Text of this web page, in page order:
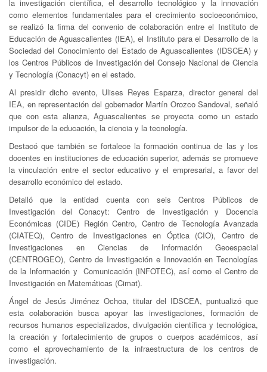
la investigación científica, el desarrollo tecnológico y la innovación
como elementos fundamentales para el crecimiento socioeconómico,
se realizó la firma del convenio de colaboración entre el Instituto de
Educación de Aguascalientes (IEA), el Instituto para el Desarrollo de la
Sociedad del Conocimiento del Estado de Aguascalientes (IDSCEA) y
los Centros Públicos de Investigación del Consejo Nacional de Ciencia
y Tecnología (Conacyt) en el estado.
Al presidir dicho evento, Ulises Reyes Esparza, director general del
IEA, en representación del gobernador Martín Orozco Sandoval, señaló
que con esta alianza, Aguascalientes se proyecta como un estado
impulsor de la educación, la ciencia y la tecnología.
Destacó que también se fortalece la formación continua de las y los
docentes en instituciones de educación superior, además se promueve
la vinculación entre el sector educativo y el empresarial, a favor del
desarrollo económico del estado.
Detalló que la entidad cuenta con seis Centros Públicos de
Investigación del Conacyt: Centro de Investigación y Docencia
Económicas (CIDE) Región Centro, Centro de Tecnología Avanzada
(CIATEQ), Centro de Investigaciones en Óptica (CIO), Centro de
Investigaciones en Ciencias de Información Geoespacial
(CENTROGEO), Centro de Investigación e Innovación en Tecnologías
de la Información y Comunicación (INFOTEC), así como el Centro de
Investigación en Matemáticas (Cimat).
Ángel de Jesús Jiménez Ochoa, titular del IDSCEA, puntualizó que
esta colaboración busca apoyar las investigaciones, formación de
recursos humanos especializados, divulgación científica y tecnológica,
la creación y fortalecimiento de grupos o cuerpos académicos, así
como el aprovechamiento de la infraestructura de los centros de
investigación.